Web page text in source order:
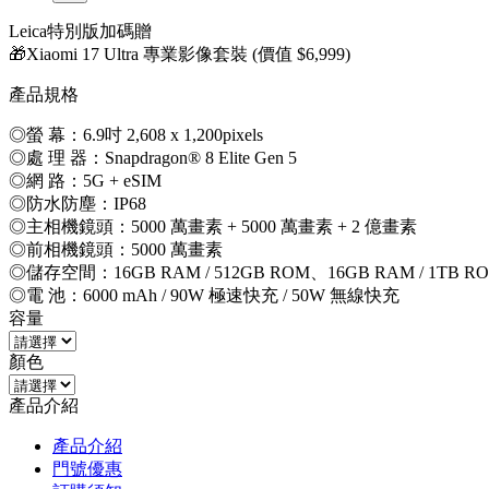
Leica特別版加碼贈
🎁Xiaomi 17 Ultra 專業影像套裝 (價值 $6,999)
產品規格
◎螢 幕：6.9吋 2,608 x 1,200pixels
◎處 理 器：Snapdragon® 8 Elite Gen 5
◎網 路：5G + eSIM
◎防水防塵：IP68
◎主相機鏡頭：5000 萬畫素 + 5000 萬畫素 + 2 億畫素
◎前相機鏡頭：5000 萬畫素
◎儲存空間：16GB RAM / 512GB ROM、16GB RAM / 1TB
◎電 池：6000 mAh / 90W 極速快充 / 50W 無線快充
容量
顏色
產品介紹
產品介紹
門號優惠